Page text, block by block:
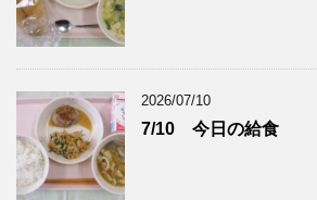
2026/07/10
7/10 今日の給食